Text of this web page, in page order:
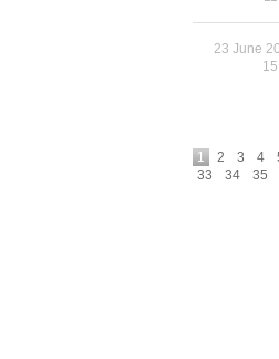
23 June
1 2 3 4
33
34 35